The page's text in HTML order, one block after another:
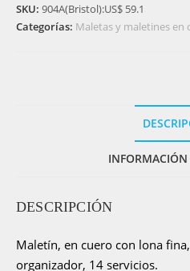
con
lona
SKU: 904A(Bristol):US$ 59.1
Categorías: Maletas y maletines en
DESCRIPCIÓN
Maletín, en cuero con lona
organizador, 14 servicios.